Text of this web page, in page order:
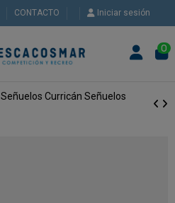
CONTACTO Iniciar sesión
0
Señuelos Curricán Señuelos